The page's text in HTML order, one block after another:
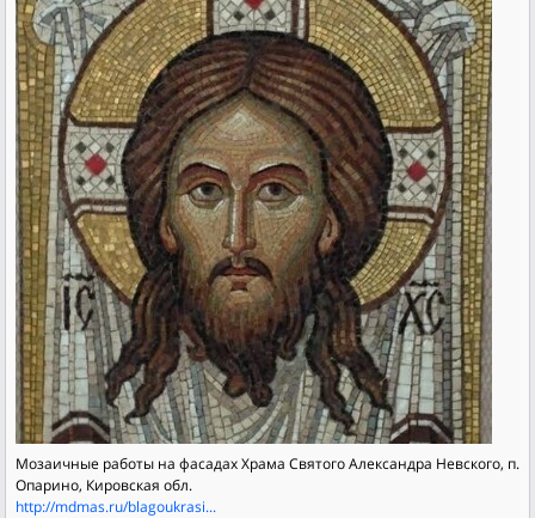
Мозаичные работы на фасадах Храма Святого Александра Невского, п.
Опарино, Кировская обл.
http://mdmas.ru/blagoukrasi...